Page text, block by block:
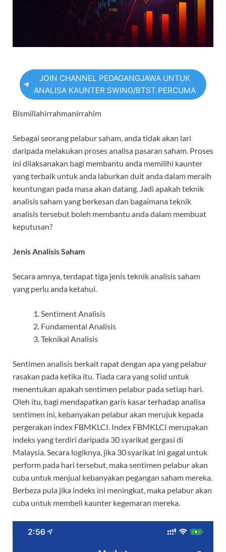
JOIN CHANNEL PEDAGANGJAWA UNTUK
ANALISA KAUNTER SWING/BTST PERCUMA
Bismillahirrahmanirrahim
Sebagai seorang pelabur saham, anda tidak akan lari
daripada melakukan proses analisa pasaran saham. Proses
ini dilaksanakan bagi membantu anda memilihi kaunter
yang terbaik untuk anda laburkan duit anda dalam meraih
keuntungan pada masa akan datang. Jadi apakah teknik
analisis saham yang berkesan dan bagaimana teknik
analisis tersebut boleh membantu anda dalam membuat
keputusan?
Jenis Analisis Saham
Secara amnya, terdapat tiga jenis teknik analisis saham
yang perlu anda ketahui.
Sentiment Analisis
Fundamental Analisis
Teknikal Analisis
Sentimen analisis berkait rapat dengan apa yang pelabur
rasakan pada ketika itu. Tiada cara yang solid untuk
menentukan apakah sentimen pelabur pada setiap hari.
Oleh itu, bagi mendapatkan garis kasar terhadap analisa
sentimen ini, kebanyakan pelabur akan merujuk kepada
pergerakan index FBMKLCI. Index FBMKLCI merupakan
indeks yang terdiri daripada 30 syarikat gergasi di
Malaysia. Secara logiknya, jika 30 syarikat ini gagal untuk
perform pada hari tersebut, maka sentimen pelabur akan
cuba untuk menjual kebanyakan pegangan saham mereka.
Berbeza pula jika indeks ini meningkat, maka pelabur akan
cuba untuk membeli kaunter kegemaran mereka.